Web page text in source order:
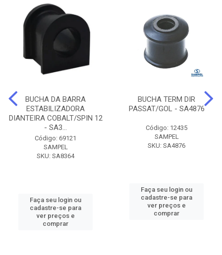
BUCHA DA BARRA
ESTABILIZADORA
DIANTEIRA COBALT/SPIN 12
- SA3...
Código: 69121
SAMPEL
SKU: SA8364
Faça seu login ou
cadastre-se para
ver preços e
comprar
BUCHA TERM DIR
PASSAT/GOL - SA4876
Código: 12435
SAMPEL
SKU: SA4876
Faça seu login ou
cadastre-se para
ver preços e
comprar